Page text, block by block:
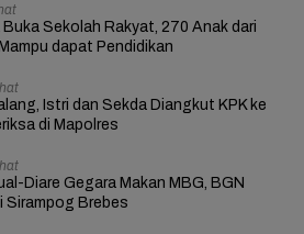
Sekolah Rakyat, 270 Anak dari
dapat Pendidikan
Istri dan Sekda Diangkut KPK ke
di Mapolres
Diare Gegara Makan MBG, BGN
Sirampog Brebes